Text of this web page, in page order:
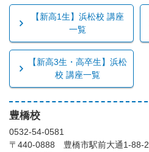
【新高1生】浜松校 講座
一覧
【新高3生・高卒生】浜松
校 講座一覧
豊橋校
0532-54-0581
〒440-0888 豊橋市駅前大通1-88-2